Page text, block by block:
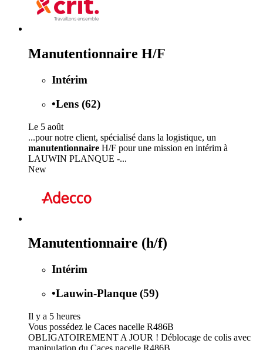
Manutentionnaire H/F
Intérim
•Lens (62)
Le 5 août
...pour notre client, spécialisé dans la logistique, un
manutentionnaire H/F pour une mission en intérim à
LAUWIN PLANQUE -...
New
Manutentionnaire (h/f)
Intérim
•Lauwin-Planque (59)
Il y a 5 heures
Vous possédez le Caces nacelle R486B
OBLIGATOIREMENT A JOUR ! Déblocage de colis avec
manipulation du Caces nacelle R486B...